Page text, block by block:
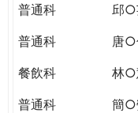
普通科
邱○
普通科
唐○
餐飲科
林○
普通科
簡○